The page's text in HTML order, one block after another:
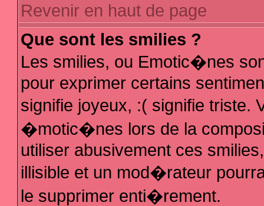
Revenir en haut de page
Que sont les smilies ?
Les smilies, ou Emotic�nes
pour exprimer certains
signifie joyeux, :( signifie triste.
�motic�nes lors de la
utiliser abusivement ces
illisible et un mod�rateur
le supprimer enti�rement.